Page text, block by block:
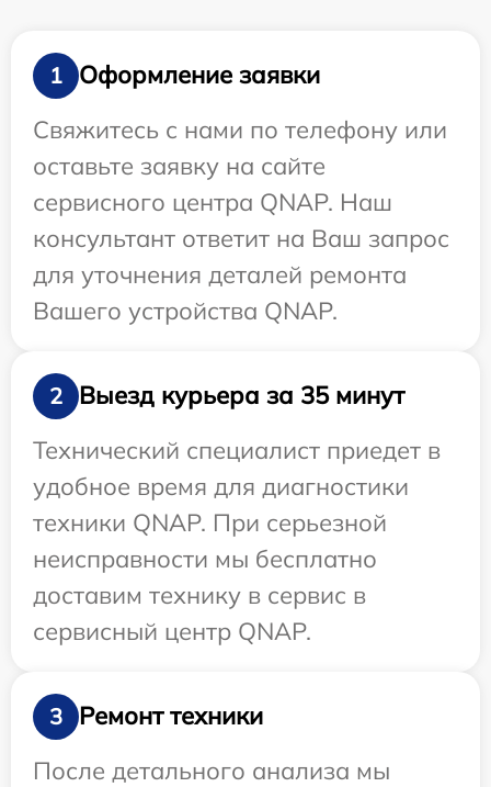
1
Оформление заявки
Свяжитесь с нами по телефону или
оставьте заявку на сайте
сервисного центра QNAP. Наш
консультант ответит на Ваш запрос
для уточнения деталей ремонта
Вашего устройства QNAP.
2
Выезд курьера за 35 минут
Технический специалист приедет в
удобное время для диагностики
техники QNAP. При серьезной
неисправности мы бесплатно
доставим технику в сервис в
сервисный центр QNAP.
3
Ремонт техники
После детального анализа мы